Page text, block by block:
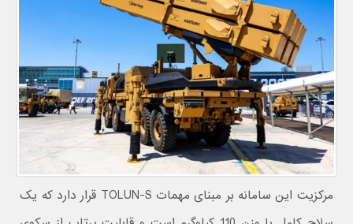
مرکزیت این سامانه بر مبنای مهمات TOLUN-S قرار دارد که یک